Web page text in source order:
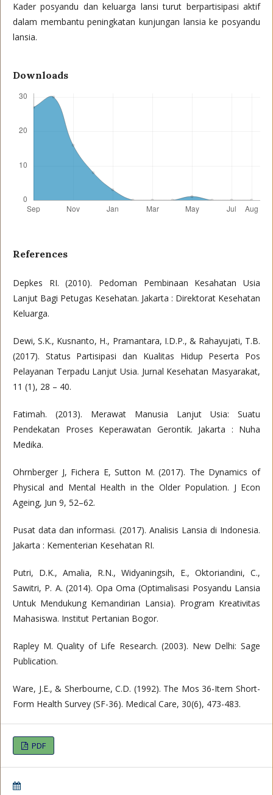
Kader posyandu dan keluarga lansi turut berpartisipasi aktif
dalam membantu peningkatan kunjungan lansia ke posyandu
lansia.
Downloads
References
Depkes RI. (2010). Pedoman Pembinaan Kesahatan Usia
Lanjut Bagi Petugas Kesehatan. Jakarta : Direktorat Kesehatan
Keluarga.
Dewi, S.K., Kusnanto, H., Pramantara, I.D.P., & Rahayujati, T.B.
(2017). Status Partisipasi dan Kualitas Hidup Peserta Pos
Pelayanan Terpadu Lanjut Usia. Jurnal Kesehatan Masyarakat,
11 (1), 28 – 40.
Fatimah. (2013). Merawat Manusia Lanjut Usia: Suatu
Pendekatan Proses Keperawatan Gerontik. Jakarta : Nuha
Medika.
Ohrnberger J, Fichera E, Sutton M. (2017). The Dynamics of
Physical and Mental Health in the Older Population. J Econ
Ageing, Jun 9, 52–62.
Pusat data dan informasi. (2017). Analisis Lansia di Indonesia.
Jakarta : Kementerian Kesehatan RI.
Putri, D.K., Amalia, R.N., Widyaningsih, E., Oktoriandini, C.,
Sawitri, P. A. (2014). Opa Oma (Optimalisasi Posyandu Lansia
Untuk Mendukung Kemandirian Lansia). Program Kreativitas
Mahasiswa. Institut Pertanian Bogor.
Rapley M. Quality of Life Research. (2003). New Delhi: Sage
Publication.
Ware, J.E., & Sherbourne, C.D. (1992). The Mos 36-Item Short-
Form Health Survey (SF-36). Medical Care, 30(6), 473-483.
PDF